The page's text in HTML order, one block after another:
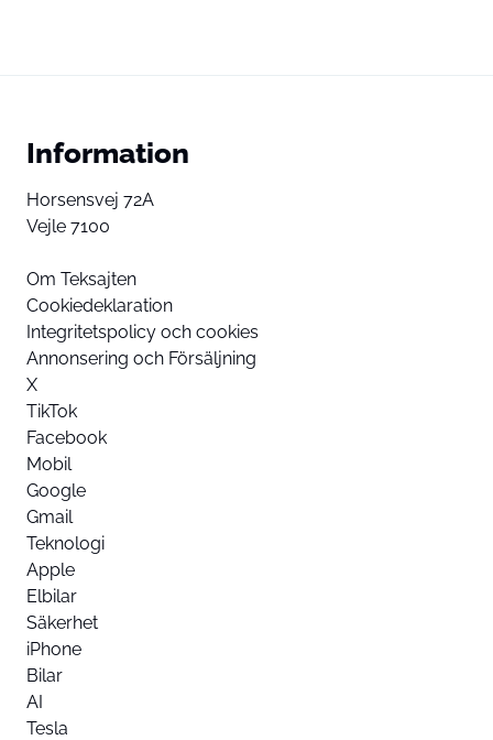
Information
Horsensvej 72A
Vejle 7100
Om Teksajten
Cookiedeklaration
Integritetspolicy och cookies
Annonsering och Försäljning
X
TikTok
Facebook
Mobil
Google
Gmail
Teknologi
Apple
Elbilar
Säkerhet
iPhone
Bilar
AI
Tesla